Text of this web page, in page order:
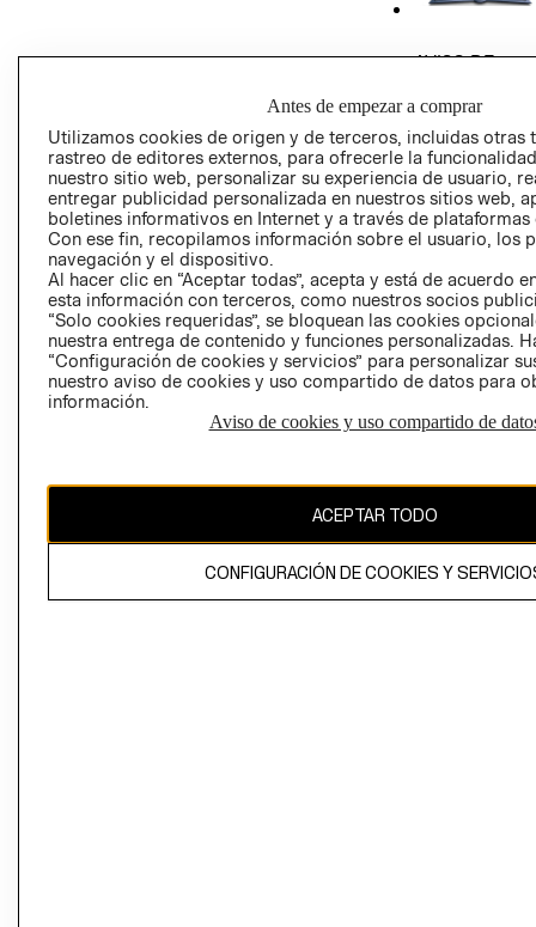
AVISO DE
GIFT CARD
AVISO DE
Perú (S/)
CAMBIAR REGIÓN
propiedad de H&M Hennes & Mauritz AB
Antes de empezar a comprar
Utilizamos cookies de origen y de terceros, incluidas otras
rastreo de editores externos, para ofrecerle la
nuestro sitio web, personalizar su experiencia de usuario,
entregar publicidad personalizada en nuestros sitios web,
boletines informativos en Internet y a través de plataformas
Con ese fin, recopilamos información sobre el usuario, los
navegación y el dispositivo.
Al hacer clic en “Aceptar todas”, acepta y está de acuerdo
esta información con terceros, como nuestros socios
“Solo cookies requeridas”, se bloquean las cookies
nuestra entrega de contenido y funciones personalizadas.
“Configuración de cookies y servicios” para personalizar
nuestro aviso de cookies y uso compartido de datos para
información.
Aviso de cookies y uso compartido de
ACEPTAR TODO
CONFIGURACIÓN DE COOKIES Y